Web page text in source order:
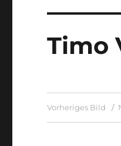
Timo
Vorheriges Bild